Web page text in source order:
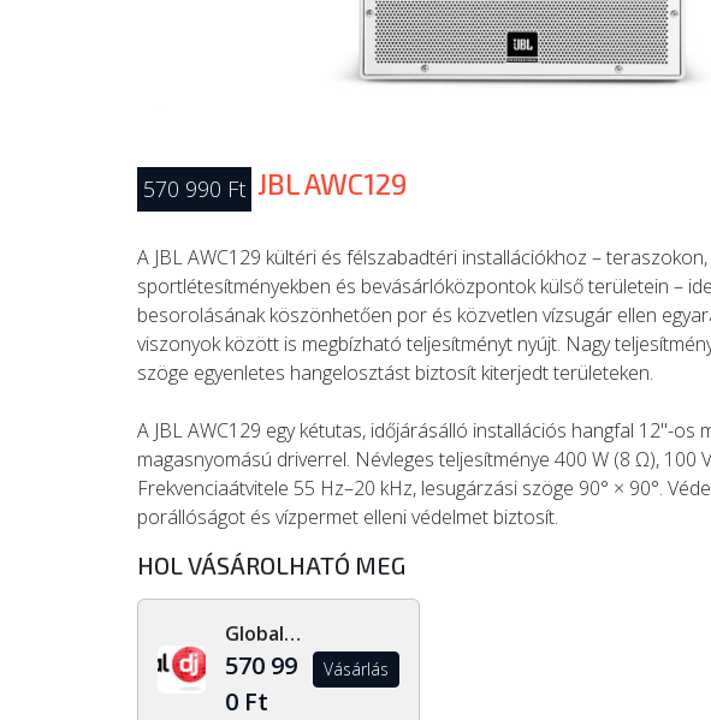
570 990 Ft JBL AWC129
A JBL AWC129 kültéri és félszabadtéri installációkhoz –
sportlétesítményekben és bevásárlóközpontok külső területein –
besorolásának köszönhetően por és közvetlen vízsugár ellen
viszonyok között is megbízható teljesítményt nyújt. Nagy
szöge egyenletes hangelosztást biztosít kiterjedt területeken.
A JBL AWC129 egy kétutas, időjárásálló installációs hangfal 12"-os
magasnyomású driverrel. Névleges teljesítménye 400 W (8 Ω), 100
Frekvenciaátvitele 55 Hz–20 kHz, lesugárzási szöge 90° × 90°.
porállóságot és vízpermet elleni védelmet biztosít.
HOL VÁSÁROLHATÓ MEG
Global Dj Shop
570 99
0 Ft
Vásárlás